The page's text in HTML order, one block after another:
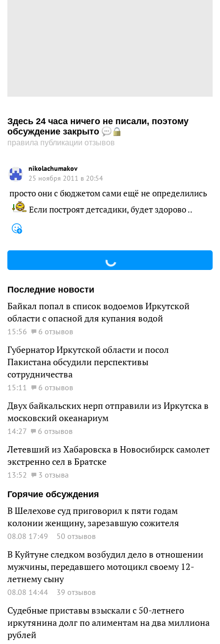
Здесь 24 часа ничего не писали, поэтому
обсуждение закрыто
правила публикации отзывов
nikolachumakov
25 ноября 2011 в 20:54
просто они с бюджетом сами ещё не определились
Если построят детсадики, будет здорово ..
Последние новости
Байкал попал в список водоемов Иркутской
области с опасной для купания водой
15:56 6 отзывов
Губернатор Иркутской области и посол
Пакистана обсудили перспективы
сотрудничества
15:11 6 отзывов
Двух байкальских нерп отправили из Иркутска в
московский океанариум
14:27 6 отзывов
Летевший из Хабаровска в Новосибирск самолет
экстренно сел в Братске
13:52
3 отзыва
Горячие обсуждения
В Шелехове суд приговорил к пяти годам
колонии женщину, зарезавшую сожителя
08.08 17:49 50 отзывов
В Куйтуне следком возбудил дело в отношении
мужчины, передавшего мотоцикл своему 12-
летнему сыну
08.08 14:44 39 отзывов
Судебные приставы взыскали с 50-летнего
иркутянина долг по алиментам на два миллиона
рублей